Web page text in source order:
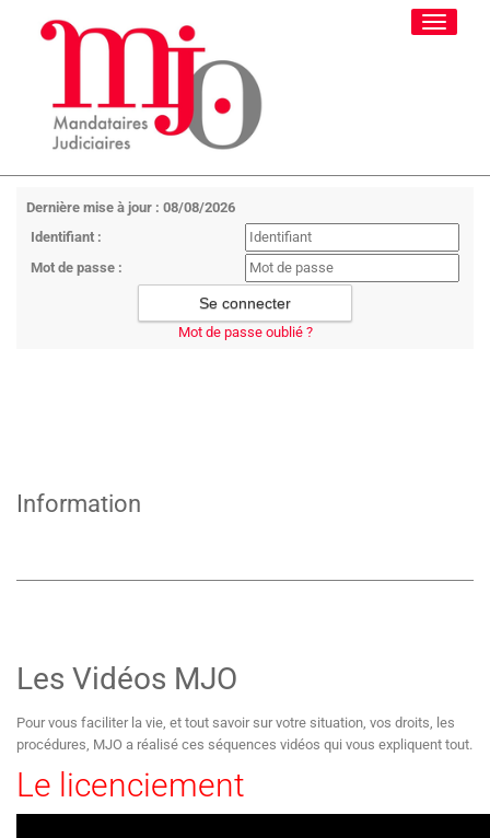
Toggle
Dernière mise à jour : 08/08/2026
Identifiant :
Mot de passe :
Mot de passe oublié ?
Information
Les Vidéos MJO
Pour vous faciliter la vie, et tout savoir sur votre situation, vos droits, les
procédures, MJO a réalisé ces séquences vidéos qui vous expliquent tout.
Le licenciement